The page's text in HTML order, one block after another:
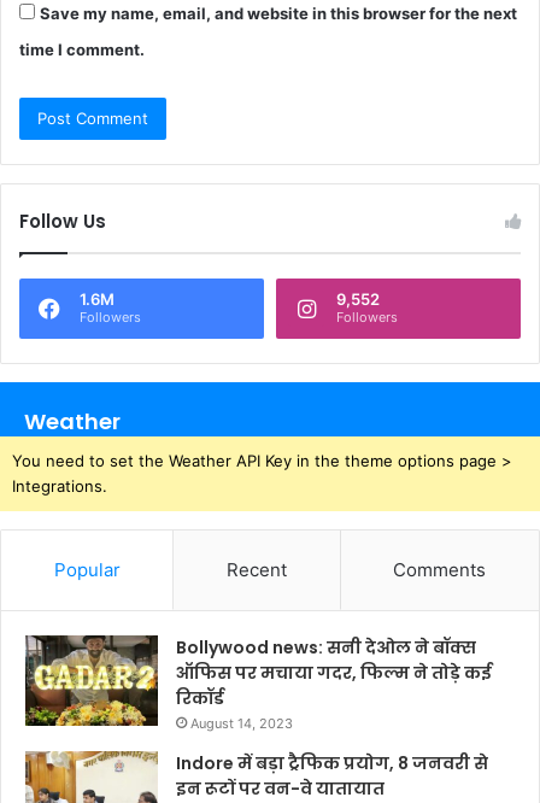
Save my name, email, and website in this browser for the next
time I comment.
Follow Us
1.6M
Followers
9,552
Followers
Weather
You need to set the Weather API Key in the theme options page >
Integrations.
Popular Recent Comments
Bollywood news: सनी देओल ने बॉक्स
ऑफिस पर मचाया गदर, फिल्म ने तोड़े कई
रिकॉर्ड
August 14, 2023
Indore में बड़ा ट्रैफिक प्रयोग, 8 जनवरी से
इन रूटों पर वन-वे यातायात